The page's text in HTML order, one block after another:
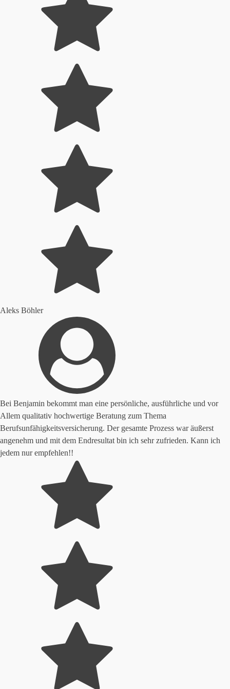
Aleks Böhler
Bei Benjamin bekommt man eine persönliche, ausführliche und vor
Allem qualitativ hochwertige Beratung zum Thema
Berufsunfähigkeitsversicherung. Der gesamte Prozess war äußerst
angenehm und mit dem Endresultat bin ich sehr zufrieden. Kann ich
jedem nur empfehlen!!